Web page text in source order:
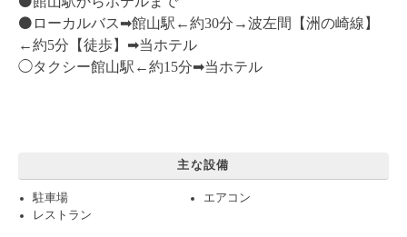
⚫️ローカルバス➡︎館山駅←約30分→波左間【洲の崎線】
←約5分【徒歩】➡︎当ホテル
◯タクシー館山駅←約15分➡︎当ホテル
主な設備
駐車場
エアコン
レストラン